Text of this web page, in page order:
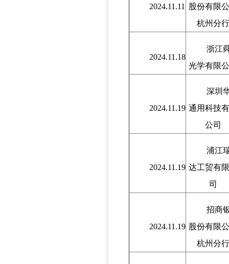
2024.11.11
股份有限
杭州分
2024.11.18
浙江
光学有限
2024.11.19
深圳
通用科技
公司
2024.11.19
浦江
达工贸有
司
2024.11.19
招商
股份有限
杭州分